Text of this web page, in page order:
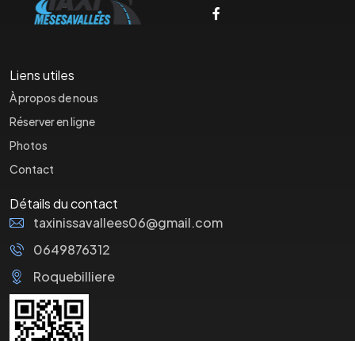
Liens utiles
À propos de nous
Réserver en ligne
Photos
Contact
Détails du contact
taxinissavallees06@gmail.com
0649876312
Roquebilliere